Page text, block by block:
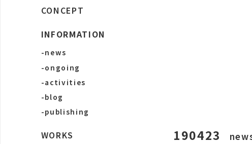
CONCEPT
INFORMATION
-news
-ongoing
-activities
-blog
-publishing
WORKS 190423